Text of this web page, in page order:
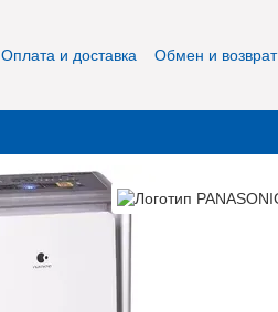
Оплата и доставка
Обмен и возврат